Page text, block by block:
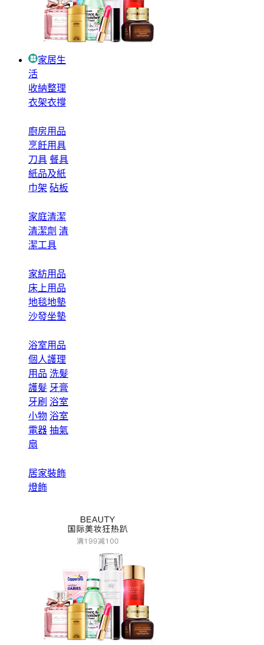
家居生
活
收納整理
衣架衣撐
廚房用品
烹飪用具
刀具 餐具
紙品及紙
巾架 砧板
家庭清潔
清潔劑 清
潔工具
家紡用品
床上用品
地毯地墊
沙發坐墊
浴室用品
個人護理
用品 洗髮
護髮 牙膏
牙刷 浴室
小物 浴室
電器 抽氣
扇
居家裝飾
燈飾